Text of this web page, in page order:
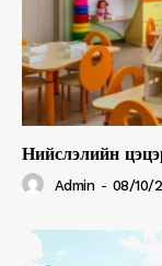
Нийслэлийн
Admin - 08/10/